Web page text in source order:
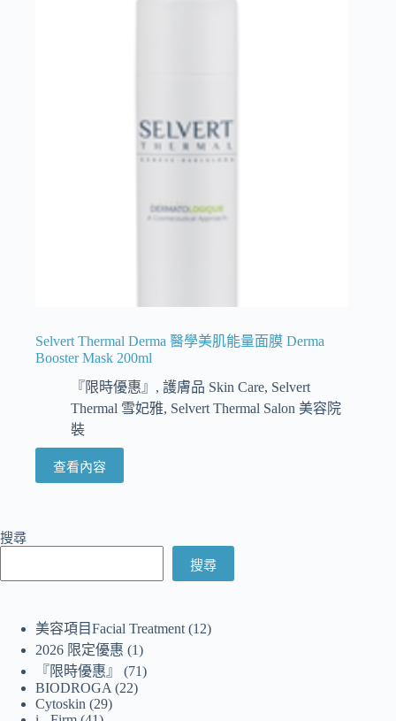
Selvert Thermal Derma 醫學美肌能量面膜 Derma
Booster Mask 200ml
『限時優惠』 , 護膚品 Skin Care, Selvert
Thermal 雪妃雅, Selvert Thermal Salon 美容院
裝
查看內容
搜尋
搜尋
美容項目Facial Treatment 12
2026 限定優惠
1
『限時優惠』
71
BIODROGA
22
Cytoskin
29